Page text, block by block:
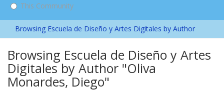
This Community
Browsing Escuela de Diseño y Artes Digitales by Author
Browsing Escuela de Diseño y Artes
Digitales by Author "Oliva
Monardes, Diego"